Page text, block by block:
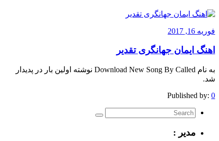
فوریه 16, 2017
اهنگ ایمان جهانگری تقدیر
به نام Download New Song By Called نوشته اولین بار در پدیدار
شد.
Published by: 0
مدیر :